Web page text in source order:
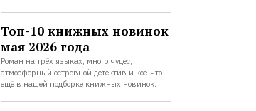
Топ-10 книжных новинок
мая 2026 года
Роман на трёх языках, много чудес,
атмосферный островной детектив и кое-что
ещё в нашей подборке книжных новинок.